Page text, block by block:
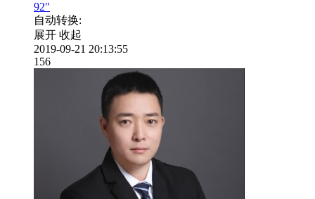
92"
自动转换:
展开 收起
2019-09-21 20:13:55
156